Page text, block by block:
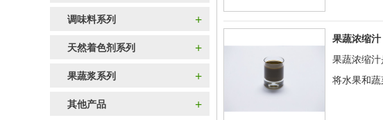
调味料系列 +
天然着色剂系列 +
果蔬浆系列 +
其他产品 +
果蔬浓缩汁
果蔬浓缩
将水果和